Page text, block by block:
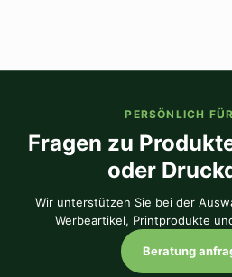
PERSÖNLICH
Fragen zu
oder
Wir unterstützen Sie bei der
Werbeartikel, Printprodukte
Beratung